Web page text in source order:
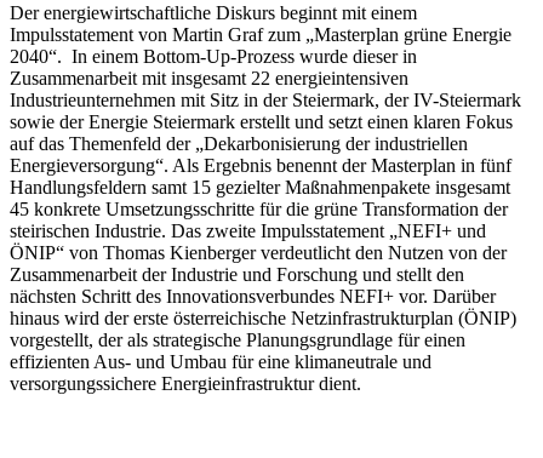
Der energiewirtschaftliche Diskurs beginnt mit einem
Impulsstatement von Martin Graf zum „Masterplan grüne Energie
2040“. In einem Bottom-Up-Prozess wurde dieser in
Zusammenarbeit mit insgesamt 22 energieintensiven
Industrieunternehmen mit Sitz in der Steiermark, der IV-Steiermark
sowie der Energie Steiermark erstellt und setzt einen klaren Fokus
auf das Themenfeld der „Dekarbonisierung der industriellen
Energieversorgung“. Als Ergebnis benennt der Masterplan in fünf
Handlungsfeldern samt 15 gezielter Maßnahmenpakete insgesamt
45 konkrete Umsetzungsschritte für die grüne Transformation der
steirischen Industrie. Das zweite Impulsstatement „NEFI+ und
ÖNIP“ von Thomas Kienberger verdeutlicht den Nutzen von der
Zusammenarbeit der Industrie und Forschung und stellt den
nächsten Schritt des Innovationsverbundes NEFI+ vor. Darüber
hinaus wird der erste österreichische Netzinfrastrukturplan (ÖNIP)
vorgestellt, der als strategische Planungsgrundlage für einen
effizienten Aus- und Umbau für eine klimaneutrale und
versorgungssichere Energieinfrastruktur dient.